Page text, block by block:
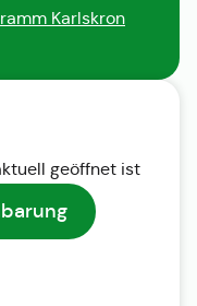
Karlskron
geöffnet ist